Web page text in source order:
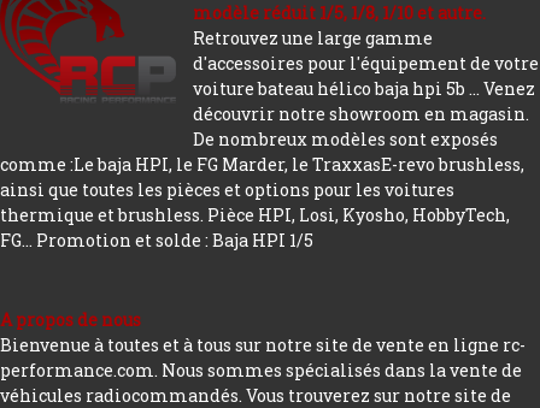
modèle réduit 1/5, 1/8, 1/10 et autre.
Retrouvez une large gamme
d'accessoires pour l'équipement de votre
voiture bateau hélico baja hpi 5b ... Venez
découvrir notre showroom en magasin.
De nombreux modèles sont exposés
comme :Le baja HPI, le FG Marder, le TraxxasE-revo brushless,
ainsi que toutes les pièces et options pour les voitures
thermique et brushless. Pièce HPI, Losi, Kyosho, HobbyTech,
FG... Promotion et solde : Baja HPI 1/5
A propos de nous
Bienvenue à toutes et à tous sur notre site de vente en ligne rc-
performance.com. Nous sommes spécialisés dans la vente de
véhicules radiocommandés. Vous trouverez sur notre site de